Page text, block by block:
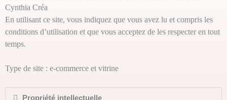
Cynthia Créa
En utilisant ce site, vous indiquez que vous avez lu et compris les
conditions d’utilisation et que vous acceptez de les respecter en tout
temps.
Type de site : e-commerce et vitrine
Propriété intellectuelle